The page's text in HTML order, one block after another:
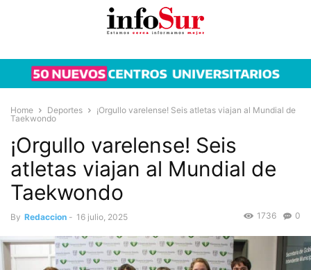
Home Deportes
¡Orgullo varelense! Seis atletas viajan al Mundial de
Taekwondo
¡Orgullo varelense! Seis
atletas viajan al Mundial de
Taekwondo
By Redaccion - 16 julio, 2025 0
1736